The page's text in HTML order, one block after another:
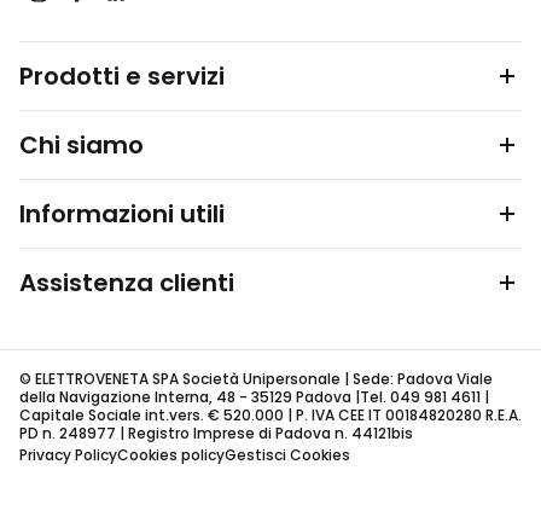
Prodotti e servizi
Chi siamo
Informazioni utili
Assistenza clienti
© ELETTROVENETA SPA Società Unipersonale | Sede: Padova Viale
della Navigazione Interna, 48 - 35129 Padova |Tel. 049 981 4611 |
Capitale Sociale int.vers. € 520.000 | P. IVA CEE IT 00184820280 R.E.A.
PD n. 248977 | Registro Imprese di Padova n. 44121bis
Privacy PolicyCookies policyGestisci Cookies